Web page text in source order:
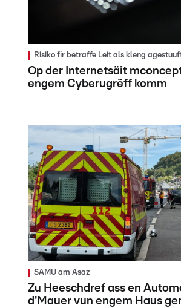
Risiko fir betraffe Leit als kleng
Op der Internetsäit
engem Cyberugrëff komm
SAMU am Asaz
Zu Heeschdref ass en
d'Mauer vun engem Haus